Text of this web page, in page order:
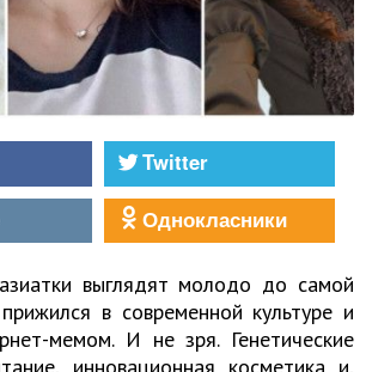
Twitter
Однокласники
выглядят молодо до самой
в современной культуре и
мемом. И не зря. Генетические
инновационная косметика и,